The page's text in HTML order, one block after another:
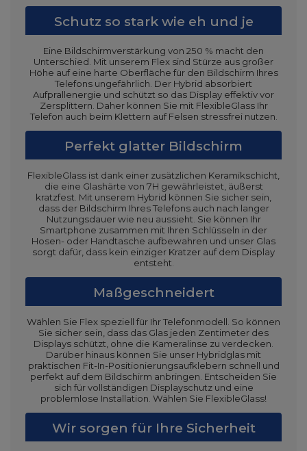
Schutz so stark wie eh und je
Eine Bildschirmverstärkung von 250 % macht den
Unterschied. Mit unserem Flex sind Stürze aus großer
Höhe auf eine harte Oberfläche für den Bildschirm Ihres
Telefons ungefährlich. Der Hybrid absorbiert
Aufprallenergie und schützt so das Display effektiv vor
Zersplittern. Daher können Sie mit FlexibleGlass Ihr
Telefon auch beim Klettern auf Felsen stressfrei nutzen.
Perfekt glatter Bildschirm
FlexibleGlass ist dank einer zusätzlichen Keramikschicht,
die eine Glashärte von 7H gewährleistet, äußerst
kratzfest. Mit unserem Hybrid können Sie sicher sein,
dass der Bildschirm Ihres Telefons auch nach langer
Nutzungsdauer wie neu aussieht. Sie können Ihr
Smartphone zusammen mit Ihren Schlüsseln in der
Hosen- oder Handtasche aufbewahren und unser Glas
sorgt dafür, dass kein einziger Kratzer auf dem Display
entsteht.
Maßgeschneidert
Wählen Sie Flex speziell für Ihr Telefonmodell. So können
Sie sicher sein, dass das Glas jeden Zentimeter des
Displays schützt, ohne die Kameralinse zu verdecken.
Darüber hinaus können Sie unser Hybridglas mit
praktischen Fit-In-Positionierungsaufklebern schnell und
perfekt auf dem Bildschirm anbringen. Entscheiden Sie
sich für vollständigen Displayschutz und eine
problemlose Installation. Wählen Sie FlexibleGlass!
Wir sorgen für Ihre Sicherheit